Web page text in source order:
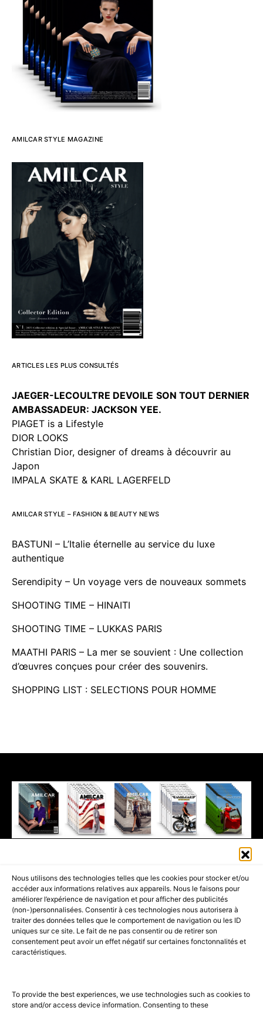
Nous utilisons des technologies telles que les cookies pour stocker et/ou
accéder aux informations relatives aux appareils. Nous le faisons pour
améliorer l’expérience de navigation et pour afficher des publicités
(non-)personnalisées. Consentir à ces technologies nous autorisera à
traiter des données telles que le comportement de navigation ou les ID
uniques sur ce site. Le fait de ne pas consentir ou de retirer son
consentement peut avoir un effet négatif sur certaines fonctonnalités et
caractéristiques.
To provide the best experiences, we use technologies such as cookies to
store and/or access device information. Consenting to these
AMILCAR STYLE MAGAZINE
ARTICLES LES PLUS CONSULTÉS
JAEGER-LECOULTRE DEVOILE SON TOUT DERNIER
AMBASSADEUR: JACKSON YEE.
PIAGET is a Lifestyle
DIOR LOOKS
Christian Dior, designer of dreams à découvrir au
Japon
IMPALA SKATE & KARL LAGERFELD
AMILCAR STYLE – FASHION & BEAUTY NEWS
BASTUNI – L’Italie éternelle au service du luxe
authentique
Serendipity – Un voyage vers de nouveaux sommets
SHOOTING TIME – HINAITI
SHOOTING TIME – LUKKAS PARIS
MAATHI PARIS – La mer se souvient : Une collection
d’œuvres conçues pour créer des souvenirs.
SHOPPING LIST : SELECTIONS POUR HOMME
PART OF THEAMILCAR MAGAZINE GROUP.EDITOR - ADVERTISING
AGENCE MEDIANE.
ACCUEIL BEST OF LUXE
35 MAGAZINES
SHOPPING & CONCIERGERIE
Voyages Contact